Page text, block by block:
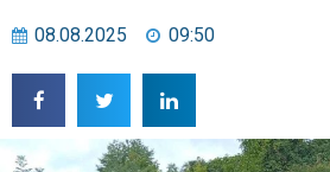
08.08.2025 09:50